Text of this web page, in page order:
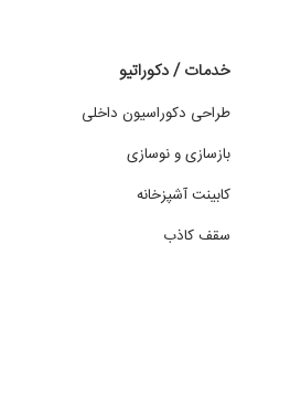
خدمات / دکوراتیو
طراحی دکوراسیون داخلی
بازسازی و نوسازی
کابینت آشپزخانه
سقف کاذب